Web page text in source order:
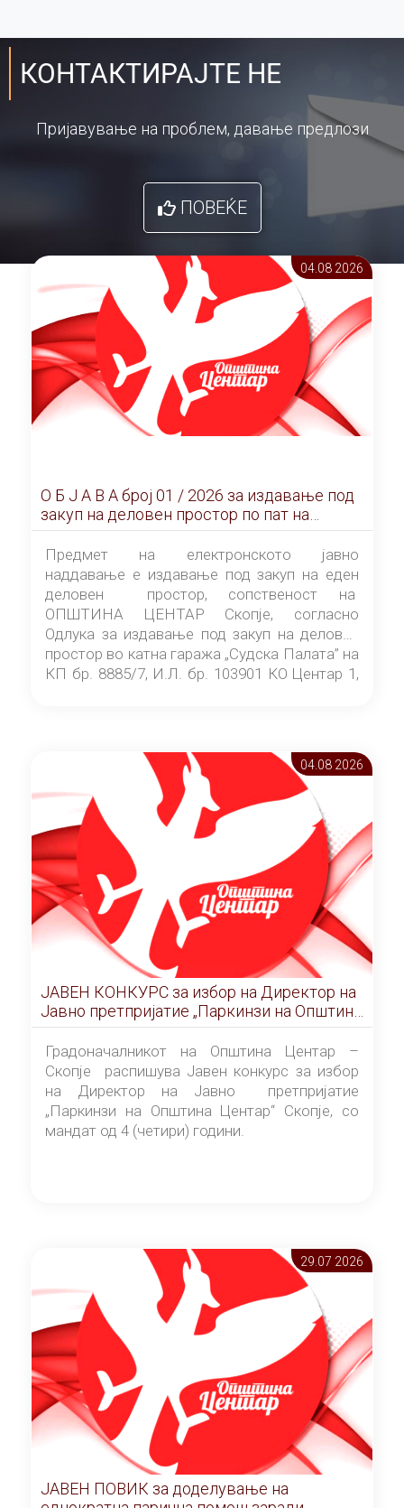
КОНТАКТИРАЈТЕ НЕ
Пријавување на проблем, давање предлози
ПОВЕЌЕ
04.08 2026
О Б Ј А В А брoj 01 / 2026 за издавање под
закуп на деловен простор по пат на
ЕЛЕКТРОНСКО ЈАВНО НАДДАВАЊЕ
Предмет на електронското јавно
наддавање е издавање под закуп на еден
деловен простор, сопственост на
ОПШТИНА ЦЕНТАР Скопје, согласно
Одлука за издавање под закуп на деловен
простор во катна гаража „Судска Палата” на
КП бр. 8885/7, И.Л. бр. 103901 КО Центар 1,
Скопје” број 9/2026), за времетраење од 3
(три) години од денот на потпишувањето на
Договорот за закуп со најповолниот
понудувач.
04.08 2026
ЈАВЕН КОНКУРС за избор на Директор на
Јавно претпријатие „Паркинзи на Општина
Центар“ – Скопје
Градоначалникот на Општина Центар –
Скопје распишува Јавен конкурс за избор
на Директор на Јавно претпријатие
„Паркинзи на Општина Центар“ Скопје, со
мандат од 4 (четири) години.
29.07 2026
ЈАВЕН ПОВИК за доделување на